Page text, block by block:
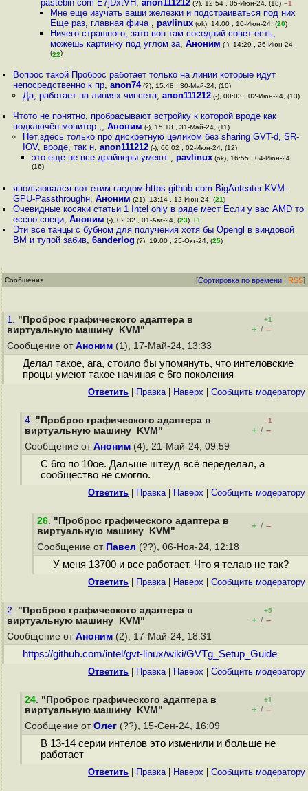
pastebin com E7jDxtVH,anon111212 (?), 12:54 , 05-Июн-24, (18) –1
Мне еще изучать ваши железки и подстраиваться под них
Еще раз, главная фича , pavlinux(ok), 14:00 , 10-Июн-24, (20)
Ничего страшного, зато вон там соседний совет есть,
можешь картинку под углом за, Аноним (-), 14:29 , 26-Июн-24,
(22)
Вопрос такой Проброс работает только на линии которые идут
непосредственно к пр,anon74(?), 15:48 , 30-Май-24, (10)
Да, работает на линиях чипсета, anon111212(-), 00:03 , 02-Июн-24, (13)
Чтото не понятно, пробрасывают встройку к которой вроде как
подключён монитор ,,Аноним (-), 15:18 , 31-Май-24, (11)
Нет,здесь только про дискретную целиком без sharing GVT-d, SR-
IOV, вроде, так н, anon111212(-), 00:02 , 02-Июн-24, (12)
это еще не все драйверы умеют , pavlinux(ok), 16:55 , 04-Июн-24,
(16)
япользовался вот етим гаедом https github com BigAnteater KVM-
GPU-Passthroughн,Аноним (21), 13:14 , 12-Июн-24, (21)
Очевидные косяки статьи 1 Intel only в ряде мест Если у вас AMD то
ессно специ,Аноним (-), 02:32 , 01-Авг-24, (23) +1
Эти все танцы с бубном для получения хотя бы Opengl в виндовой
ВМ и тупой забив,6anderlog (?), 19:00 , 25-Окт-24, (25)
Сообщения [Сортировка по времени | RSS]
1. "Проброс графического адаптера в
виртуальную машину KVM"
+1
+ / –
Сообщение от Аноним (1), 17-Май-24, 13:33
Делал такое, ага, стоило бы упомянуть, что интеловские
процы умеют такое начиная с 6го поколения
Ответить Правка| Наверх Cообщить модератору
4. "Проброс графического адаптера в
виртуальную машину KVM"
–1
+ / –
Сообщение от Аноним (4), 21-Май-24, 09:59
С 6го по 10ое. Дальше штеуд всё переделал, а
сообщество не смогло.
Ответить Правка| Наверх Cообщить модератору
26. "Проброс графического адаптера в
виртуальную машину KVM"
+ / –
Сообщение от Павел (??), 06-Ноя-24, 12:18
У меня 13700 и все работает. Что я телаю не так?
Ответить Правка| Наверх Cообщить модератору
2. "Проброс графического адаптера в
виртуальную машину KVM"
+5
+ / –
Сообщение от Аноним (2), 17-Май-24, 18:31
https://github.com/intel/gvt-linux/wiki/GVTg_Setup_Guide
Ответить Правка| Наверх Cообщить модератору
24. "Проброс графического адаптера в
виртуальную машину KVM"
+1
+ / –
Сообщение от Олег (??), 15-Сен-24, 16:09
В 13-14 серии интелов это изменили и больше не
работает
Ответить Правка| Наверх Cообщить модератору